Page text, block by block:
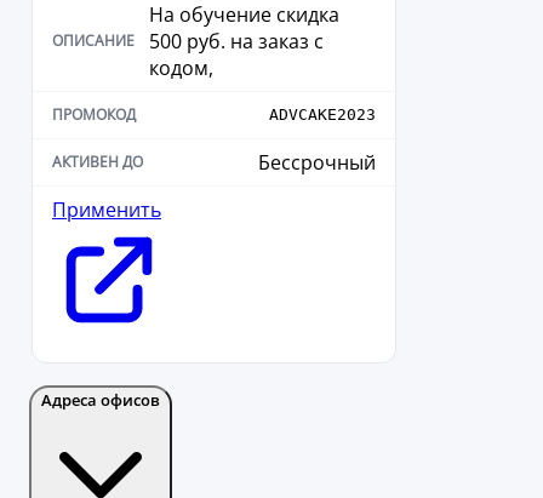
На обучение скидка
500 руб. на заказ с
кодом,
ADVCAKE2023
Бессрочный
Применить
Адреса офисов